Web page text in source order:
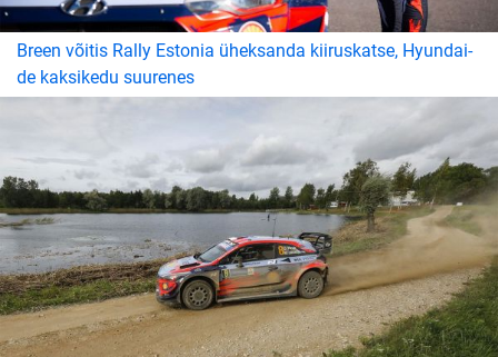
Breen võitis Rally Estonia üheksanda kiiruskatse, Hyundai-
de kaksikedu suurenes